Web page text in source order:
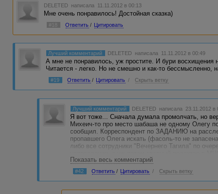
не конкурент,
DELETED написала 11.11.2012 в 00:13
Мне очень понравилось! Достойная сказка)
#18 Ответить / Цитировать
Лучший комментарий DELETED написала 11.11.2012 в 00:49
А мне не понравилось, уж простите. И бури восхищения
Читается - легко. Но не смешно и как-то бессмысленно,
#19 Ответить / Цитировать / Скрыть ветку
Лучший комментарий DELETED написала 23.11.2012
Я вот тоже... Сначала думала промолчать, но
Михеич-то про место шабаша не одному Олегу
сообщил. Корреспондент по ЗАДАНИЮ на
пропавшего Олега искать (фасоль-то не
либо все сотрудники "Вечернего Тагила" по
прочешут эту Лысую гору и найдут резервацию
Рано или поздно накроют и Михеича, и
поделом! Нечего людей в секты с бубнами
найти, который в "Вечернем Тагиле" на место
преступниками вступил. Вот куда меня в
Показать весь комментарий
#42 Ответить / Цитировать / Скрыть ветку